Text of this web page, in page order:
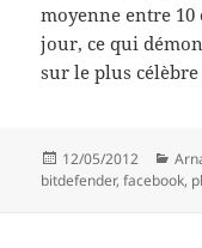
moyenne entre
jour, ce qui
sur le plus
Publié
le
12/05/2012
bitdefender,facebook,